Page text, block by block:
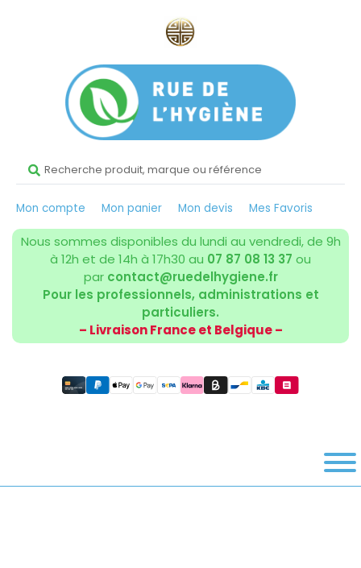
Mon compte Mon panier Mon devis Mes Favoris
Nous sommes disponibles du lundi au vendredi, de 9h
à 12h et de 14h à 17h30 au 07 87 08 13 37 ou
par contact@ruedelhygiene.fr
Pour les professionnels, administrations et
particuliers.
– Livraison France et Belgique –